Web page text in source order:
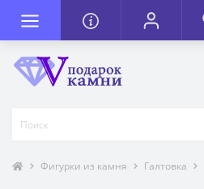
Фигурки из камня Галтовка